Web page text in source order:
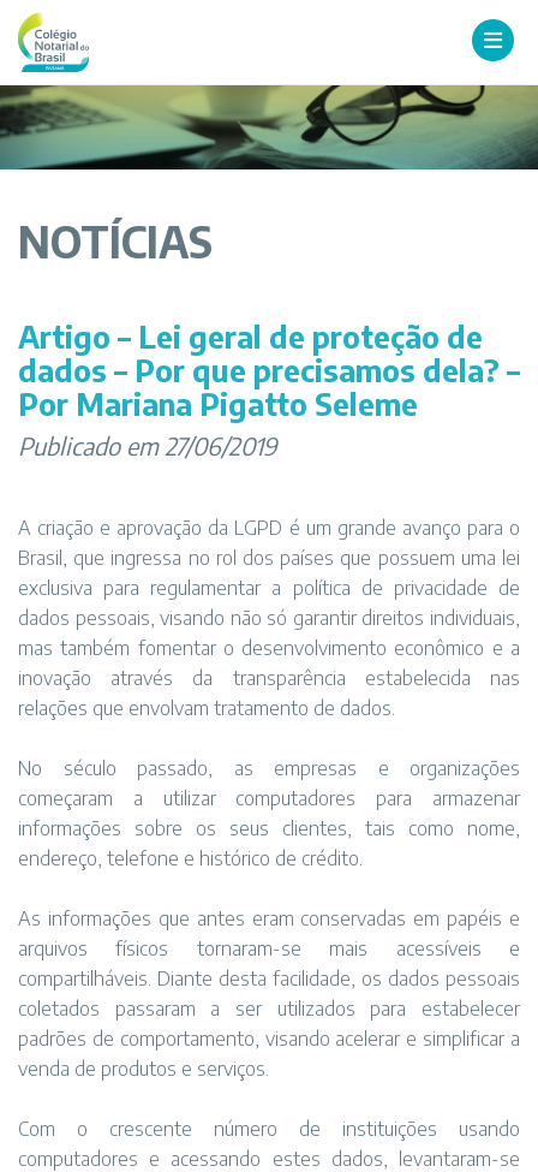
NOTÍCIAS
Artigo – Lei geral de proteção de
dados – Por que precisamos dela? –
Por Mariana Pigatto Seleme
Publicado em 27/06/2019
A criação e aprovação da LGPD é um grande avanço para o
Brasil, que ingressa no rol dos países que possuem uma lei
exclusiva para regulamentar a política de privacidade de
dados pessoais, visando não só garantir direitos individuais,
mas também fomentar o desenvolvimento econômico e a
inovação através da transparência estabelecida nas
relações que envolvam tratamento de dados.
No século passado, as empresas e organizações
começaram a utilizar computadores para armazenar
informações sobre os seus clientes, tais como nome,
endereço, telefone e histórico de crédito.
As informações que antes eram conservadas em papéis e
arquivos físicos tornaram-se mais acessíveis e
compartilháveis. Diante desta facilidade, os dados pessoais
coletados passaram a ser utilizados para estabelecer
padrões de comportamento, visando acelerar e simplificar a
venda de produtos e serviços.
Com o crescente número de instituições usando
computadores e acessando estes dados, levantaram-se